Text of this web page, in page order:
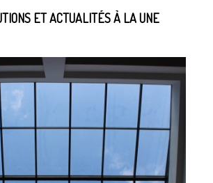
ET ACTUALITÉS À LA UNE